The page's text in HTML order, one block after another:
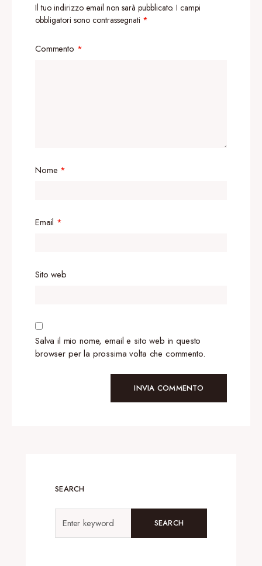
Il tuo indirizzo email non sarà pubblicato. I campi
obbligatori sono contrassegnati *
Commento *
Nome *
Email *
Sito web
Salva il mio nome, email e sito web in questo
browser per la prossima volta che commento.
SEARCH
SEARCH